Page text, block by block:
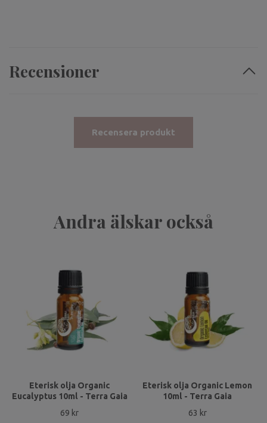
Recensioner
Recensera produkt
Andra älskar också
Eterisk olja Organic
Eucalyptus 10ml - Terra Gaia
69 kr
Eterisk olja Organic Lemon
10ml - Terra Gaia
63 kr